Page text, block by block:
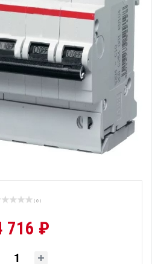
( 0 )
716 ₽